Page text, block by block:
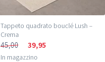
Tappeto quadrato bouclé Lush –
Crema
45,00 39,95
In magazzino